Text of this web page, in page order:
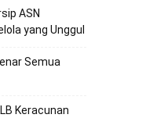
ASN
yang Unggul
Semua
Keracunan